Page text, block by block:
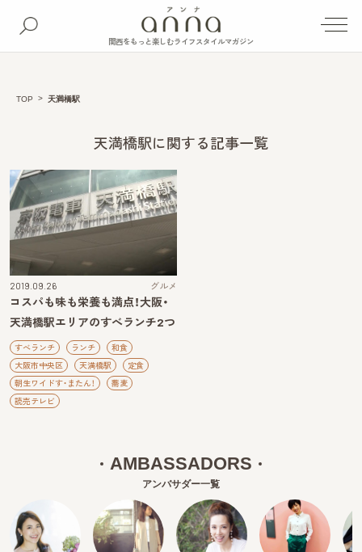
関西をもっと楽しむライフスタイルマガジン
TOP 天満橋駅
天満橋駅に関する記事一覧
2019.09.26 グルメ
コスパも味も栄養も満点！大阪・
天満橋駅エリアのすべランチ2つ
すべランチ ランチ
和食
大阪市中央区
天満橋駅
定食
朝生ワイドす・またん！
蕎麦
読売テレビ
AMBASSADORS
アンバサダー一覧